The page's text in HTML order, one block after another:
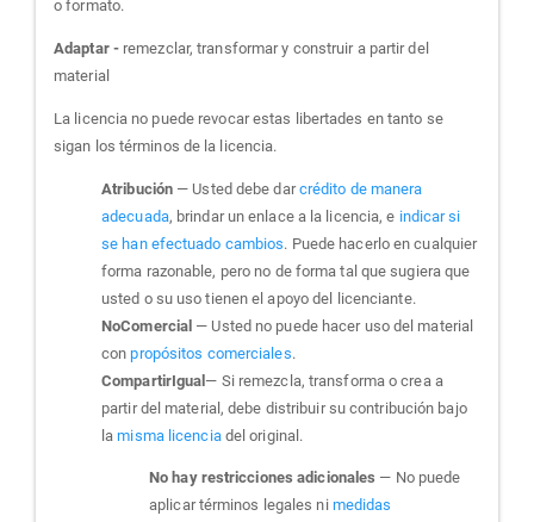
o formato.
Adaptar -remezclar, transformar y construir a partir del
material
La licencia no puede revocar estas libertades en tanto se
sigan los términos de la licencia.
Atribución — Usted debe darcrédito de manera
adecuada, brindar un enlace a la licencia, e indicar si
se han efectuado cambios. Puede hacerlo en cualquier
forma razonable, pero no de forma tal que sugiera que
usted o su uso tienen el apoyo del licenciante.
NoComercial — Usted no puede hacer uso del material
conpropósitos comerciales.
CompartirIgual — Si remezcla, transforma o crea a
partir del material, debe distribuir su contribución bajo
lamisma licenciadel original.
No hay restricciones adicionales — No puede
aplicar términos legales ni medidas